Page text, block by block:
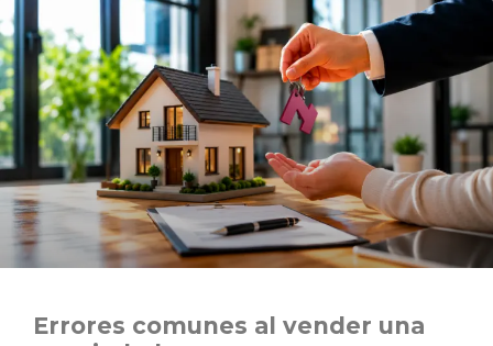
Errores comunes al vender una